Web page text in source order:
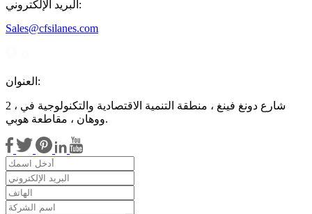
البريد الإلكتروني:
Sales@cfsilanes.com
العنوان:
2 ، شارع دونغ فينغ ، منطقة التنمية الاقتصادية والتكنولوجية في
ووهان ، مقاطعة هوبي.